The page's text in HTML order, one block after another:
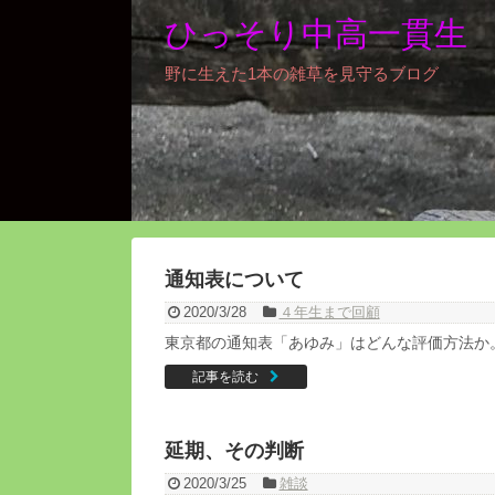
ひっそり中高一貫生
野に生えた1本の雑草を見守るブログ
通知表について
2020/3/28 ４年生まで回顧
東京都の通知表「あゆみ」はどんな評価方法か
記事を読む
延期、その判断
2020/3/25 雑談